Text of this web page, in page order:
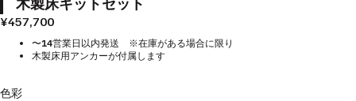
¥457,700
〜14営業日以内発送 ※在庫がある場合に限り
木製床用アンカーが付属します
色彩